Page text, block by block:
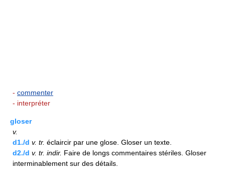
- commenter
- interpréter
gloser
v.
d1./d v. tr. éclaircir par une glose. Gloser un texte.
d2./d v. tr. indir. Faire de longs commentaires stériles. Gloser
interminablement sur des détails.